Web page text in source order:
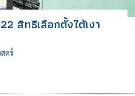
สิทธิเลือกตั้งใต้เงา
ตร์